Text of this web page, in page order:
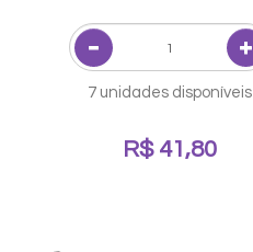
7 unidades disponíveis
R$ 41,80